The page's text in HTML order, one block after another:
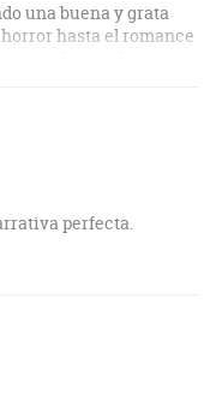
una buena y grata
hasta el romance
ambientado en una
me encanta
opción para
perfecta.